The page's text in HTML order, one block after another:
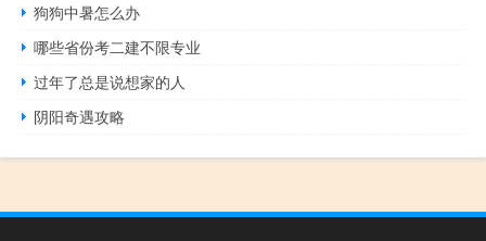
狗狗中暑怎么办
哪些省份考二建不限专业
过年了总是说想家的人
阴阳奇遇攻略